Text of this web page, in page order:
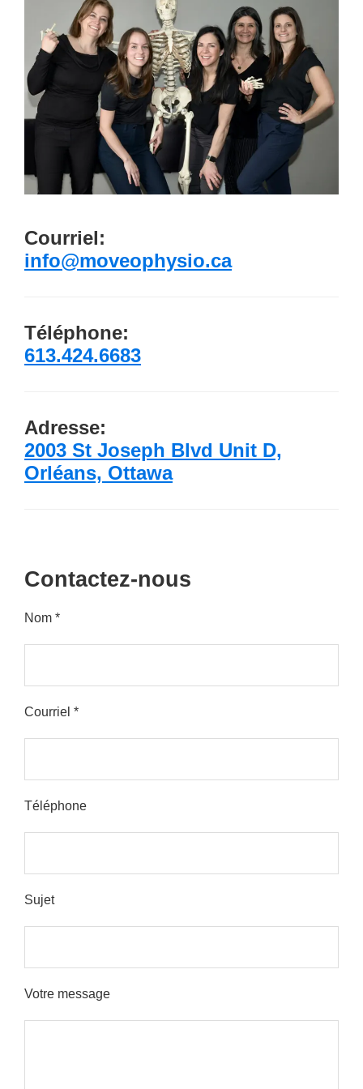
Courriel:
info@moveophysio.ca
Téléphone:
613.424.6683
Adresse:
2003 St Joseph Blvd Unit D,
Orléans, Ottawa
Contactez-nous
Nom *
Courriel *
Please leave this field empty.
Téléphone
Sujet
Votre message